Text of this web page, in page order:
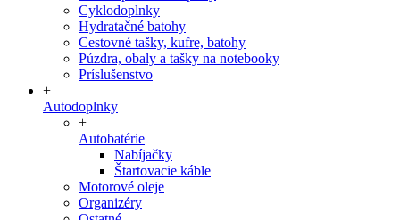
Cyklodoplnky
Hydratačné batohy
Cestovné tašky, kufre, batohy
Púzdra, obaly a tašky na notebooky
Príslušenstvo
+
Autodoplnky
+
Autobatérie
Nabíjačky
Štartovacie káble
Motorové oleje
Organizéry